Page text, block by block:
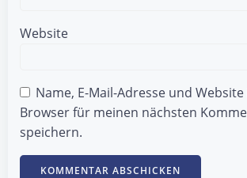
Website
Name, E-Mail-Adresse und
Browser für meinen nächsten
speichern.